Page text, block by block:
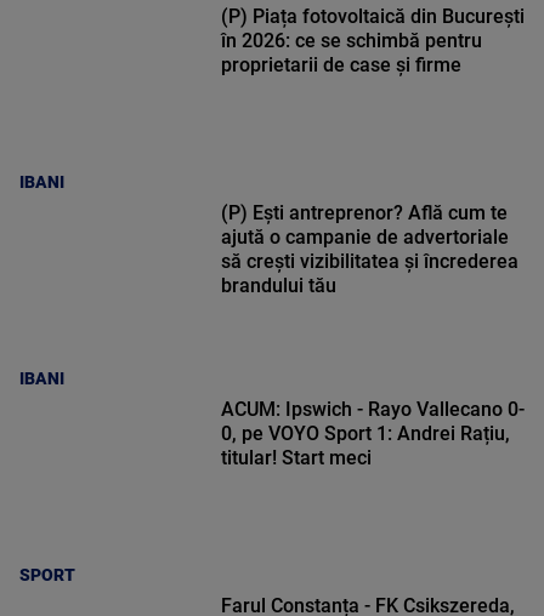
IBANI
(P) Piața fotovoltaică din București
în 2026: ce se schimbă pentru
proprietarii de case și firme
IBANI
(P) Ești antreprenor? Află cum te
ajută o campanie de advertoriale
să crești vizibilitatea și încrederea
brandului tău
SPORT
ACUM: Ipswich - Rayo Vallecano 0-
0, pe VOYO Sport 1: Andrei Rațiu,
titular! Start meci
Farul Constanța - FK Csikszereda,